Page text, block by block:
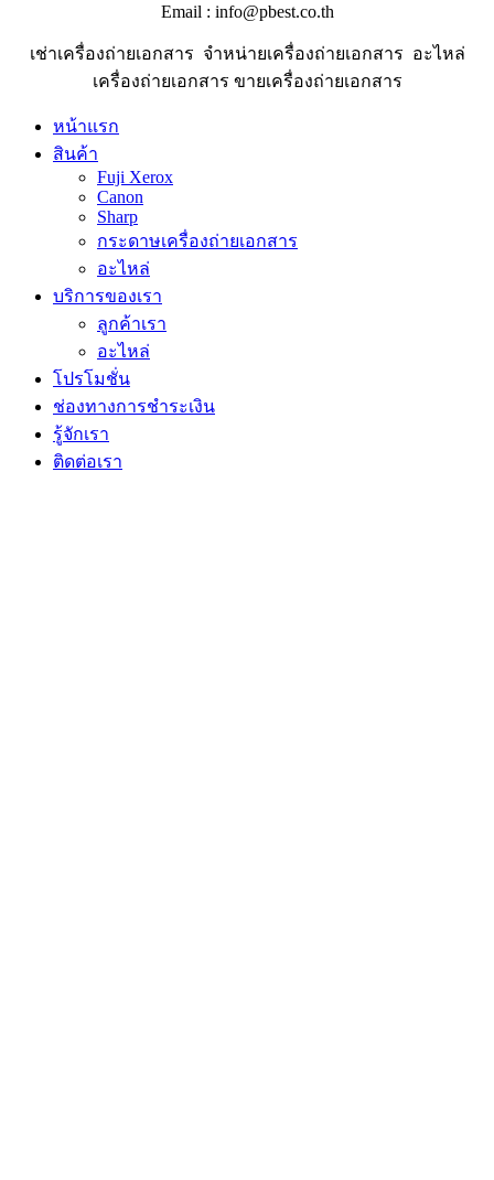
Email : info@pbest.co.th
เช่าเครื่องถ่ายเอกสาร จำหน่ายเครื่องถ่ายเอกสาร อะไหล่
เครื่องถ่ายเอกสาร ขายเครื่องถ่ายเอกสาร
หน้าแรก
สินค้า
Fuji Xerox
Canon
Sharp
กระดาษเครื่องถ่ายเอกสาร
อะไหล่
บริการของเรา
ลูกค้าเรา
อะไหล่
โปรโมชั่น
ช่องทางการชำระเงิน
รู้จักเรา
ติดต่อเรา